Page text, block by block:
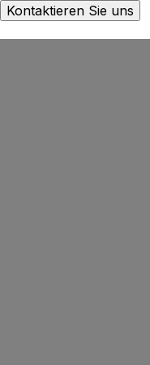
Kontaktieren Sie uns